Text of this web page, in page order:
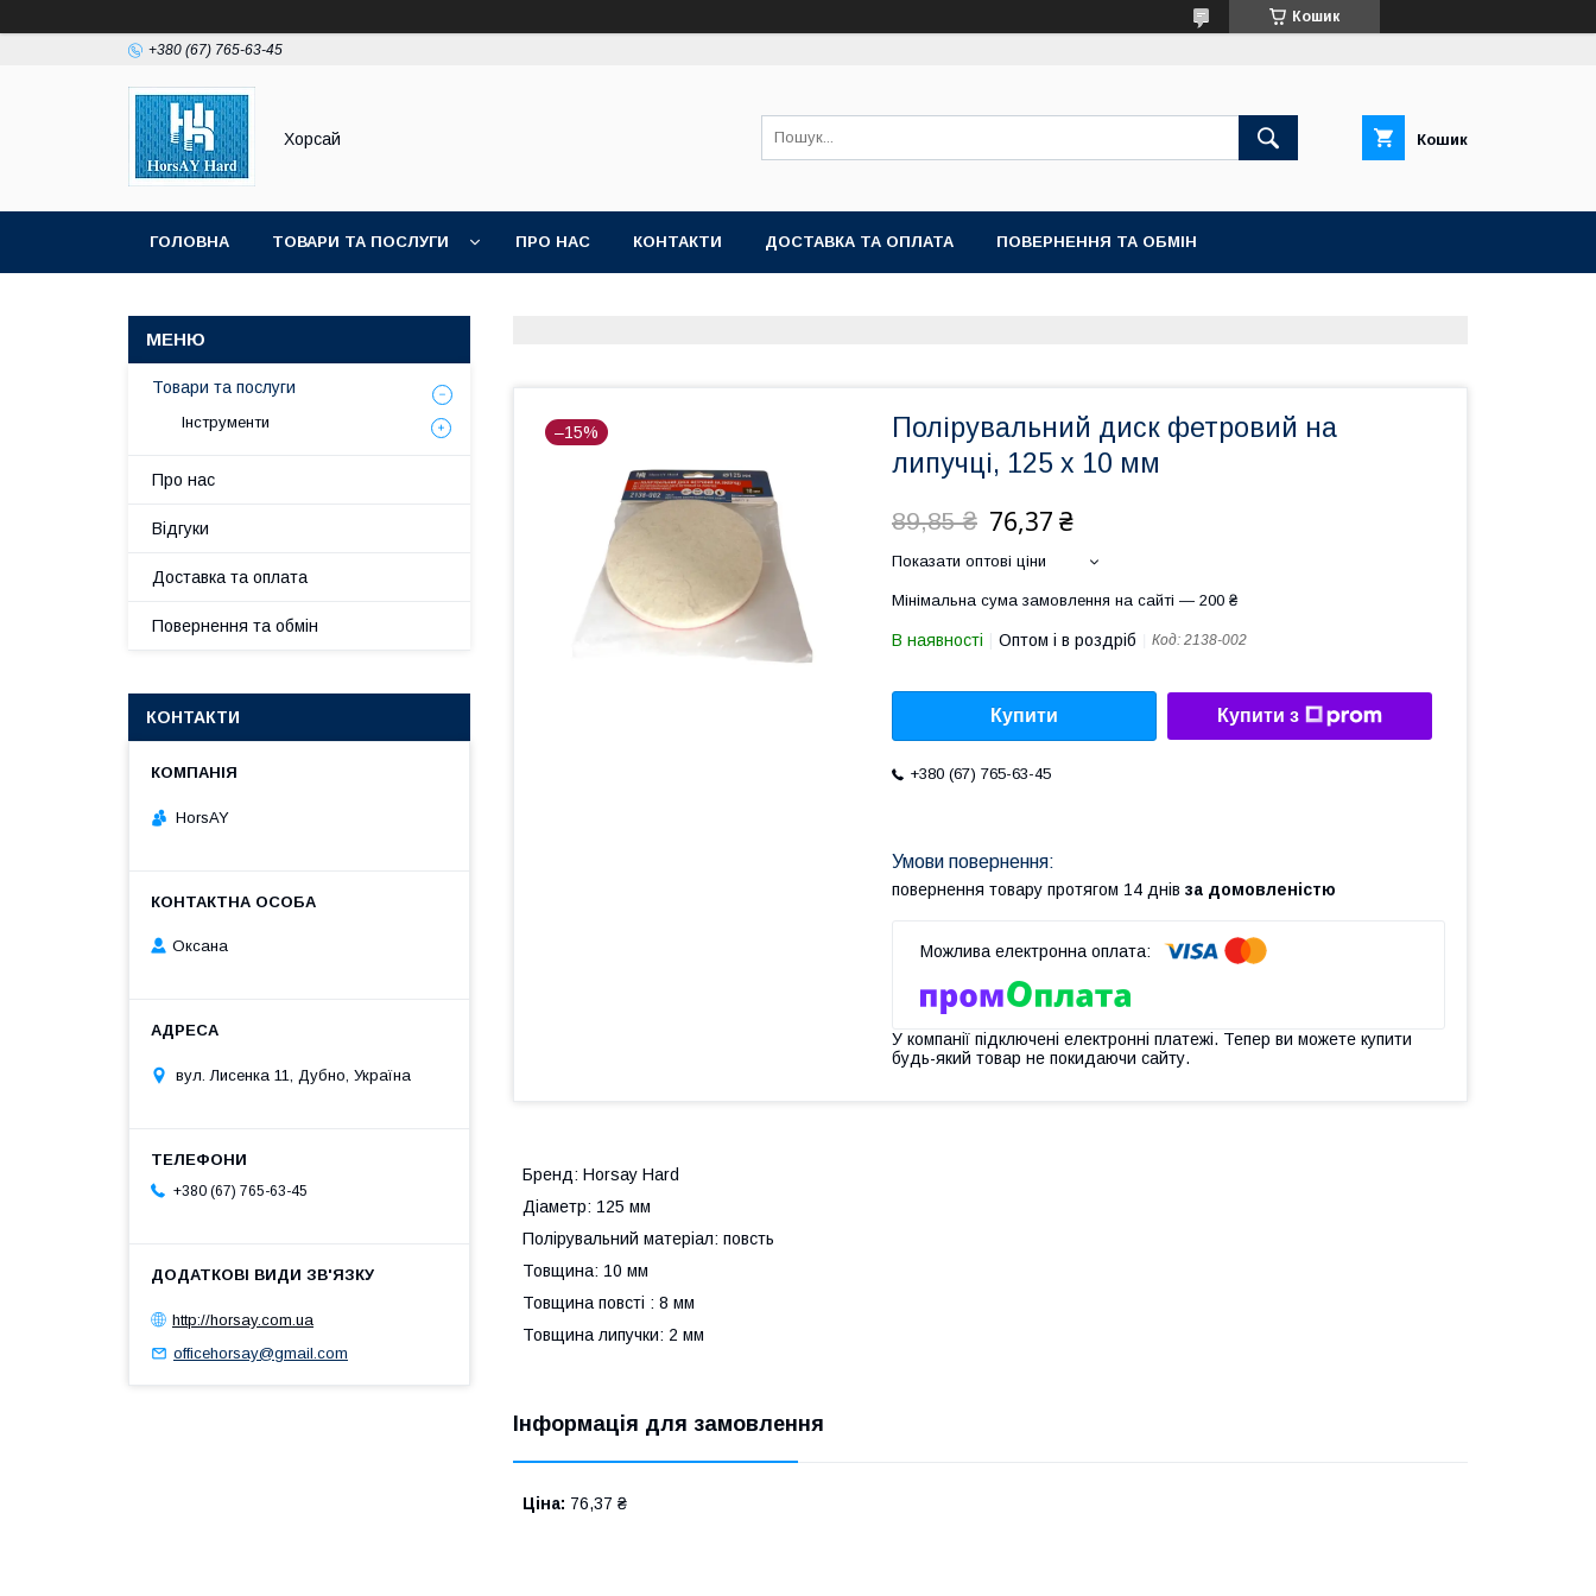
Кошик
+380 (67) 765-63-45
Хорсай Кошик
ГОЛОВНА ТОВАРИ ТА ПОСЛУГИ ПРО НАС КОНТАКТИ ДОСТАВКА ТА ОПЛАТА ПОВЕРНЕННЯ ТА ОБМІН
–15%
Полірувальний диск фетровий на
липучці, 125 x 10 мм
89,85 ₴ 76,37 ₴
Показати оптові ціни
Мінімальна сума замовлення на сайті — 200 ₴
В наявності Оптом і в роздріб Код: 2138-002
Купити Купити з
+380 (67) 765-63-45
повернення товару протягом 14 днів за домовленістю
У компанії підключені електронні платежі. Тепер ви можете купити
будь-який товар не покидаючи сайту.
Бренд: Horsay Hard
Діаметр: 125 мм
Полірувальний матеріал: повсть
Товщина: 10 мм
Товщина повсті : 8 мм
Товщина липучки: 2 мм
Інформація для замовлення
Ціна: 76,37 ₴
Товари та послуги
Інструменти
Про нас
Відгуки
Доставка та оплата
Повернення та обмін
КОНТАКТИ
HorsAY
Оксана
вул. Лисенка 11, Дубно, Україна
+380 (67) 765-63-45
http://horsay.com.ua
officehorsay@gmail.com